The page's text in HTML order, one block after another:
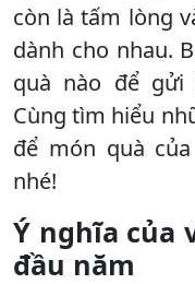
còn là tấm lòng
dành cho nhau.
quà nào để gửi
Cùng tìm hiểu
để món quà
nhé!
Ý nghĩa của
đầu năm